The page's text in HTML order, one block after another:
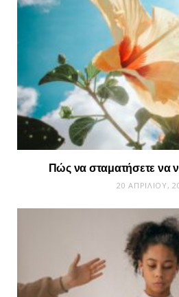
Πώς να σταματήσετε να
20 ΑΠΡΙΛΊΟΥ,